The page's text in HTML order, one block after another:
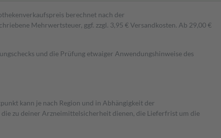
berechnet nach der
Mehrwertsteuer, ggf. zzgl. 3,95 € Versandkosten. Ab 29,00 €
und die Prüfung etwaiger Anwendungshinweise des
kann je nach Region und in Abhängigkeit der
zu deiner Arzneimittelsicherheit dienen, die Lieferfrist um die